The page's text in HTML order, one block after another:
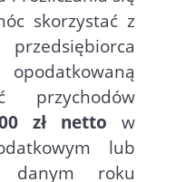
skorzystać z
przychodów
zł netto w
lub
danym roku